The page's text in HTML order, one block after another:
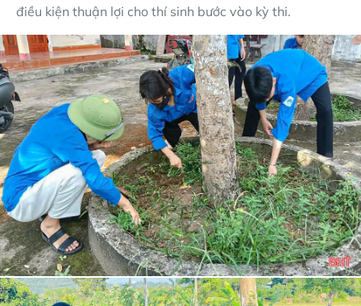
điều kiện thuận lợi cho thí sinh bước vào kỳ thi.